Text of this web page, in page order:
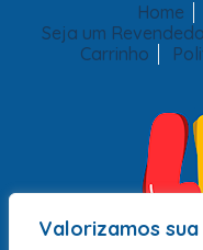
Valorizamos
Home
Seja um
Carrinho